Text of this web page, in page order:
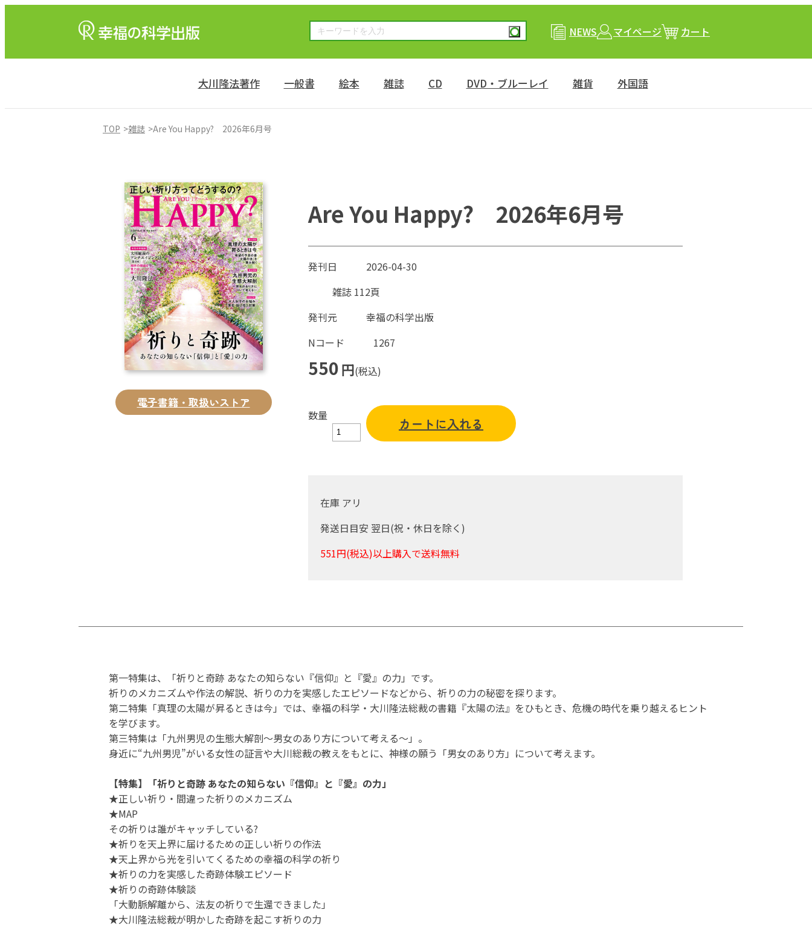
NEWS マイページ カート
大川隆法著作 一般書 絵本 雑誌 CD DVD・ブルーレイ 雑貨 外国語
TOP 雑誌 Are You Happy? 2026年6月号
電子書籍・取扱いストア
Are You Happy? 2026年6月号
発刊日
2026-04-30
雑誌 112頁
発刊元
幸福の科学出版
Nコード
1267
550円(税込)
数量
カートに入れる
在庫 アリ
発送日目安 翌日(祝・休日を除く)
551円(税込)以上購入で送料無料
第一特集は、「祈りと奇跡 あなたの知らない『信仰』と『愛』の力」です。
祈りのメカニズムや作法の解説、祈りの力を実感したエピソードなどから、祈りの力の秘密を探ります。
第二特集「真理の太陽が昇るときは今」では、幸福の科学・大川隆法総裁の書籍『太陽の法』をひもとき、危機の時代を乗り越えるヒント
を学びます。
第三特集は「九州男児の生態大解剖～男女のあり方について考える～」。
身近に“九州男児”がいる女性の証言や大川総裁の教えをもとに、神様の願う「男女のあり方」について考えます。
【特集】「祈りと奇跡 あなたの知らない『信仰』と『愛』の力」
★正しい祈り・間違った祈りのメカニズム
★MAP
その祈りは誰がキャッチしている?
★祈りを天上界に届けるための正しい祈りの作法
★天上界から光を引いてくるための幸福の科学の祈り
★祈りの力を実感した奇跡体験エピソード
★祈りの奇跡体験談
「大動脈解離から、法友の祈りで生還できました」
★大川隆法総裁が明かした奇跡を起こす祈りの力